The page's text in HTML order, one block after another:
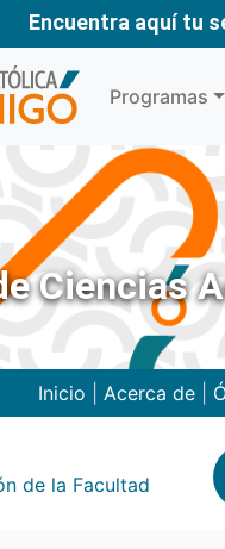
Encuentra aquí tu
Programas
Ciencias
Inicio Acerca de|
de la Facultad